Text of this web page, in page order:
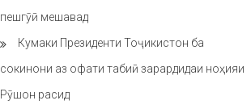
пешгӯӣ мешавад
Кумаки Президенти Тоҷикистон ба
сокинони аз офати табиӣ зарардидаи ноҳияи
Рӯшон расид